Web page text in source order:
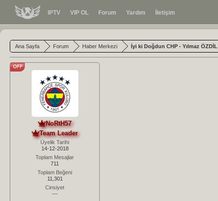
IPTV VIP OL Forum Yardım İletişim
Ana Sayfa Forum Haber Merkezi İyi ki Doğdun CHP - Yılmaz ÖZDİL
NoRtH57
Team Leader
Üyelik Tarihi
14-12-2018
Toplam Mesajlar
711
Toplam Beğeni
11,301
Cinsiyet
---